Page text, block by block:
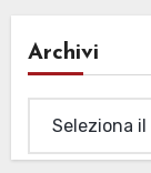
Archivi